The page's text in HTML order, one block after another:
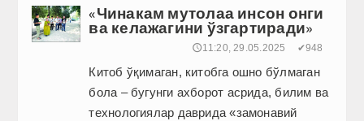
«Чинакам мутолаа инсон онги
ва келажагини ўзгартиради»
🕔11:20, 29.05.2025 ✔948
Китоб ўқимаган, китоб­га ошно бўлмаган
бола – бугунги ахборот асрида, билим ва
технологиялар даврида «замонавий